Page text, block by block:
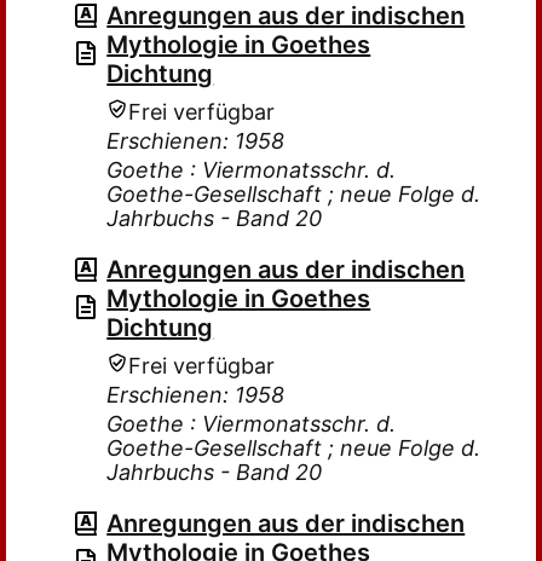
Anregungen aus der indischen
Mythologie in Goethes
Dichtung
Frei verfügbar
Erschienen: 1958
Goethe : Viermonatsschr. d.
Goethe-Gesellschaft ; neue Folge d.
Jahrbuchs - Band 20
Anregungen aus der indischen
Mythologie in Goethes
Dichtung
Frei verfügbar
Erschienen: 1958
Goethe : Viermonatsschr. d.
Goethe-Gesellschaft ; neue Folge d.
Jahrbuchs - Band 20
Anregungen aus der indischen
Mythologie in Goethes